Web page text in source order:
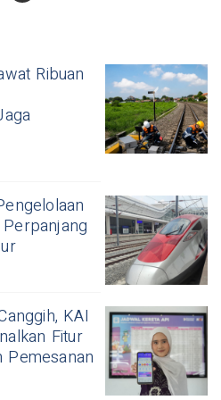
Ribuan
KAI
Fitur
Pemesanan